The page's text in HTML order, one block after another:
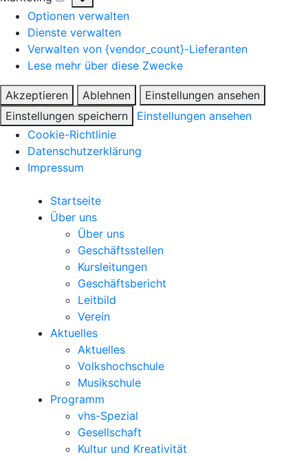
Optionen verwalten
Dienste verwalten
Verwalten von {vendor_count}-Lieferanten
Lese mehr über diese Zwecke
Akzeptieren Ablehnen
Einstellungen ansehen
Einstellungen speichern
Einstellungen ansehen
Cookie-Richtlinie
Datenschutzerklärung
Impressum
Startseite
Über uns
Über uns
Geschäftsstellen
Kursleitungen
Geschäftsbericht
Leitbild
Verein
Aktuelles
Aktuelles
Volkshochschule
Musikschule
Programm
vhs-Spezial
Gesellschaft
Kultur und Kreativität